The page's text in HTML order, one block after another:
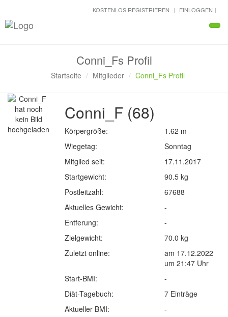
KOSTENLOS REGISTRIEREN EINLOGGEN
Conni_Fs Profil
Startseite Mitglieder Conni_Fs Profil
Conni_F (68)
Körpergröße:
1.62 m
Wiegetag:
Sonntag
Mitglied seit:
17.11.2017
Startgewicht:
90.5 kg
Postleitzahl:
67688
Aktuelles Gewicht:
-
Entferung:
-
Zielgewicht:
70.0 kg
Zuletzt online:
am 17.12.2022
um 21:47 Uhr
Start-BMI:
-
Diät-Tagebuch:
7 Einträge
Aktueller BMI:
-